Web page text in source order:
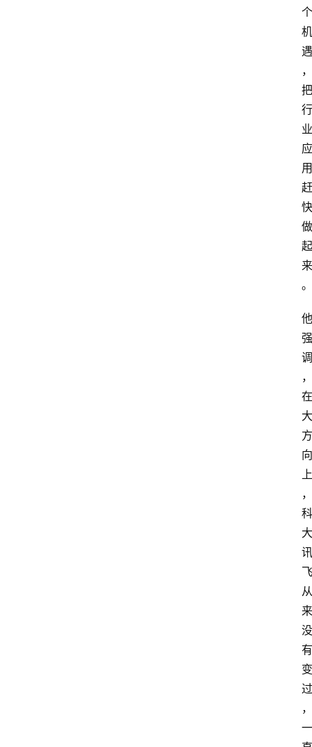
个
机
遇
，
把
行
业
应
用
赶
快
做
起
来
。
他
强
调
，
在
大
方
向
上
，
科
大
讯
飞
从
来
没
有
变
过
，
一